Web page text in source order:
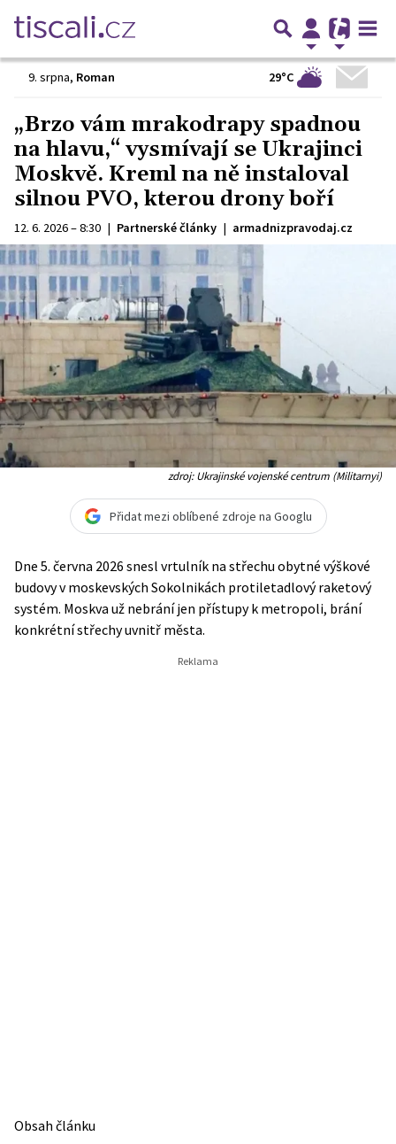
9. srpna, Roman 29°C
„Brzo vám mrakodrapy spadnou
na hlavu,“ vysmívají se Ukrajinci
Moskvě. Kreml na ně instaloval
silnou PVO, kterou drony boří
12. 6. 2026 – 8:30 | Partnerské články | armadnizpravodaj.cz
zdroj: Ukrajinské vojenské centrum (Militarnyi)
Přidat mezi oblíbené zdroje na Googlu
Dne 5. června 2026 snesl vrtulník na střechu obytné výškové
budovy v moskevských Sokolnikách protiletadlový raketový
systém. Moskva už nebrání jen přístupy k metropoli, brání
konkrétní střechy uvnitř města.
Obsah článku